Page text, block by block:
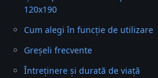
120x190
Cum alegi în funcție de utilizare
Greșeli frecvente
Întreținere și durată de viață